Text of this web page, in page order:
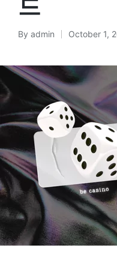
드
Posted
By admin October 1,